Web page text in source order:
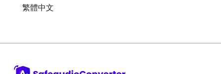
繁體中文